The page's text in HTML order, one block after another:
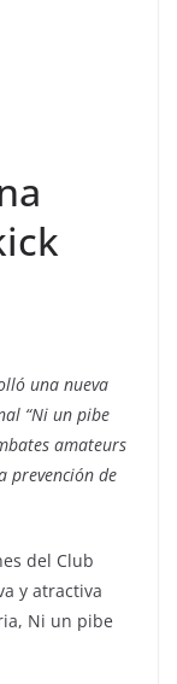
una nueva
“Ni un pibe
amateurs
prevención de
del Club
y atractiva
Ni un pibe